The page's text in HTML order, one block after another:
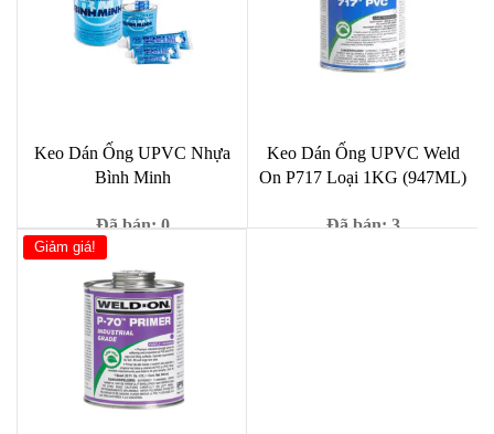
Keo Dán Ống UPVC Nhựa
Bình Minh
Đã bán: 0
100,000
gốc
là:
100,000 ₫.
Keo Dán Ống UPVC Weld
On P717 Loại 1KG (947ML)
Đã bán: 3
Giảm giá!